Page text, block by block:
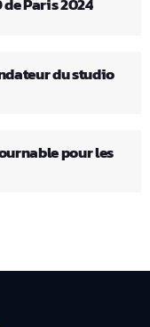
du studio
pour les